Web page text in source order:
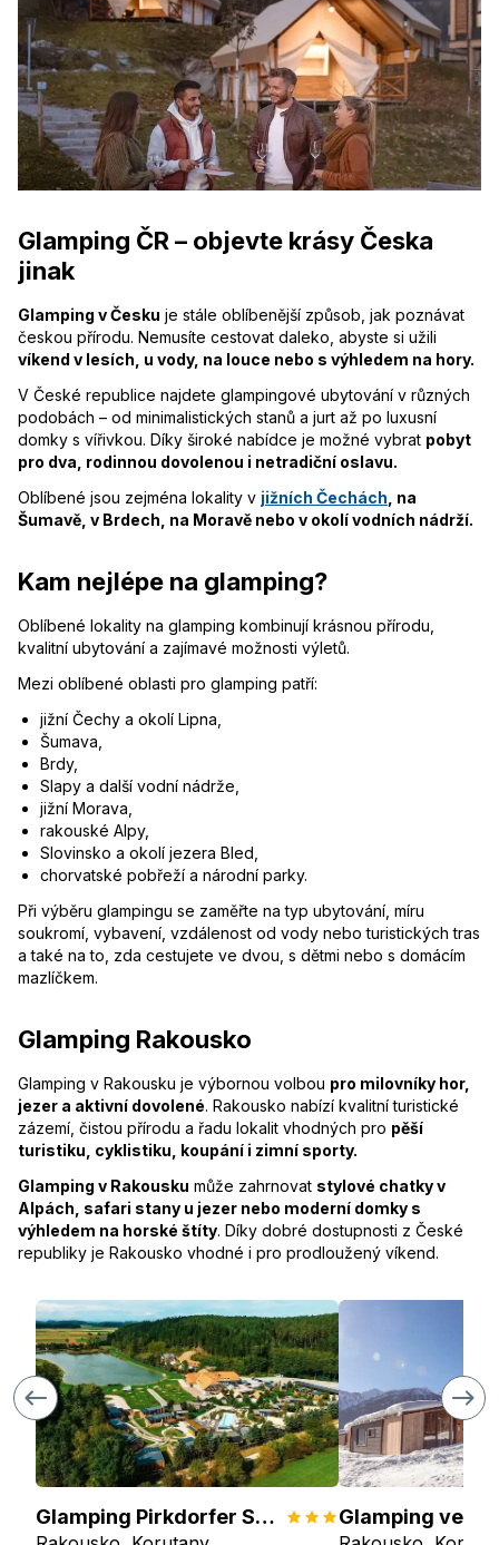
Glamping ČR – objevte krásy Česka
jinak
Glamping v Česku je stále oblíbenější způsob, jak poznávat
českou přírodu. Nemusíte cestovat daleko, abyste si užili
víkend v lesích, u vody, na louce nebo s výhledem na hory.
V České republice najdete glampingové ubytování v různých
podobách – od minimalistických stanů a jurt až po luxusní
domky s vířivkou. Díky široké nabídce je možné vybrat pobyt
pro dva, rodinnou dovolenou i netradiční oslavu.
Oblíbené jsou zejména lokality v jižních Čechách , na
Šumavě, v Brdech, na Moravě nebo v okolí vodních nádrží.
Kam nejlépe na glamping?
Oblíbené lokality na glamping kombinují krásnou přírodu,
kvalitní ubytování a zajímavé možnosti výletů.
Mezi oblíbené oblasti pro glamping patří:
jižní Čechy a okolí Lipna,
Šumava,
Brdy,
Slapy a další vodní nádrže,
jižní Morava,
rakouské Alpy,
Slovinsko a okolí jezera Bled,
chorvatské pobřeží a národní parky.
Při výběru glampingu se zaměřte na typ ubytování, míru
soukromí, vybavení, vzdálenost od vody nebo turistických tras
a také na to, zda cestujete ve dvou, s dětmi nebo s domácím
mazlíčkem.
Glamping Rakousko
Glamping v Rakousku je výbornou volbou pro milovníky hor,
jezer a aktivní dovolené. Rakousko nabízí kvalitní turistické
zázemí, čistou přírodu a řadu lokalit vhodných pro pěší
turistiku, cyklistiku, koupání i zimní sporty.
Glamping v Rakousku může zahrnovat stylové chatky v
Alpách, safari stany u jezer nebo moderní domky s
výhledem na horské štíty. Díky dobré dostupnosti z České
republiky je Rakousko vhodné i pro prodloužený víkend.
Glamping Pirkdorfer See